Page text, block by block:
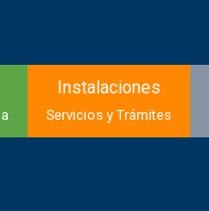
Instalaciones
Servicios y Trámites